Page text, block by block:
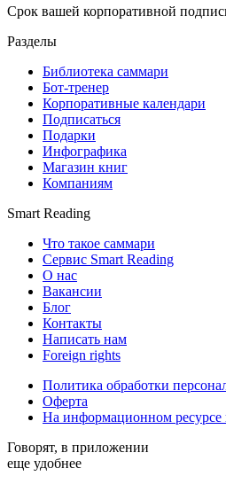
Срок вашей корпоративной
Разделы
Библиотека саммари
Бот-тренер
Корпоративные календари
Подписаться
Подарки
Инфографика
Магазин книг
Компаниям
Smart Reading
Что такое саммари
Сервис Smart Reading
О нас
Вакансии
Блог
Контакты
Написать нам
Foreign rights
Политика обработки
Оферта
На информационном ресурсе
Говорят, в приложении
еще удобнее